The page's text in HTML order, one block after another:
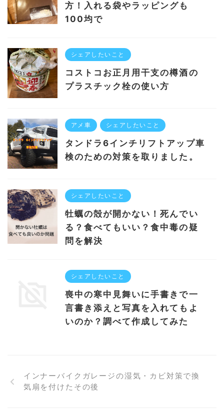
方！入れる袋やラッピングも
100均で
シェアしたいこと
コストコお正月用干支の樽酒の
プラスチック栓の使い方
アメ車 シェアしたいこと
タンドラ6インチリフトアップ車
検のための対策を取りました。
シェアしたいこと
牡蠣の殻が開かない！死んでい
る？食べてもいい？食中毒の疑
問を解決
シェアしたいこと
喪中の寒中見舞いに手書きで一
言書き添えと写真を入れてもよ
いのか？調べて作成してみた
インナーバイクガレージの湿気・カビ対策で換
気扇を付けたその後